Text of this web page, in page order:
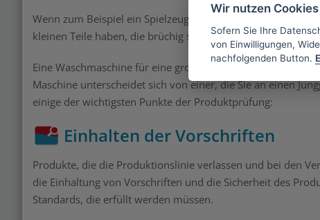
Wenn zum Beispiel ein Spielzeug für ein 2-jähriges Kind
kleinen Teile haben, die brüchig sind. Es muss stabil sein,
Eine Waschmaschine für eine große Familie muss
Maschine unterscheidet sich von einer, die Sie an einen
einige der wichtigsten Punkte der Produktprüfung:
Einhalten der Vorschriften
Produkte, die die Produktionslinie verlassen und bei den
die Einhaltung von Vorschriften und die Sicherheit des
Standards, die erfüllt werden müssen.
Wir nutzen Cookies
Sofern Sie Ihre
von Einwilligungen,
nachfolgenden Button.